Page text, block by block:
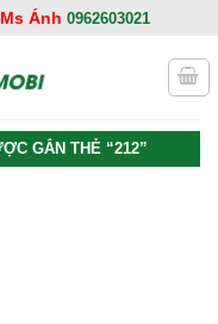
Ánh 0962603021
GẮN THẺ “212”